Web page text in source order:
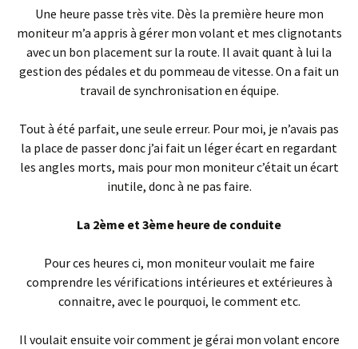
Une heure passe très vite. Dès la première heure mon
moniteur m’a appris à gérer mon volant et mes clignotants
avec un bon placement sur la route. Il avait quant à lui la
gestion des pédales et du pommeau de vitesse. On a fait un
travail de synchronisation en équipe.
Tout à été parfait, une seule erreur. Pour moi, je n’avais pas
la place de passer donc j’ai fait un léger écart en regardant
les angles morts, mais pour mon moniteur c’était un écart
inutile, donc à ne pas faire.
La 2ème et 3ème heure de conduite
Pour ces heures ci, mon moniteur voulait me faire
comprendre les vérifications intérieures et extérieures à
connaitre, avec le pourquoi, le comment etc.
Il voulait ensuite voir comment je gérai mon volant encore